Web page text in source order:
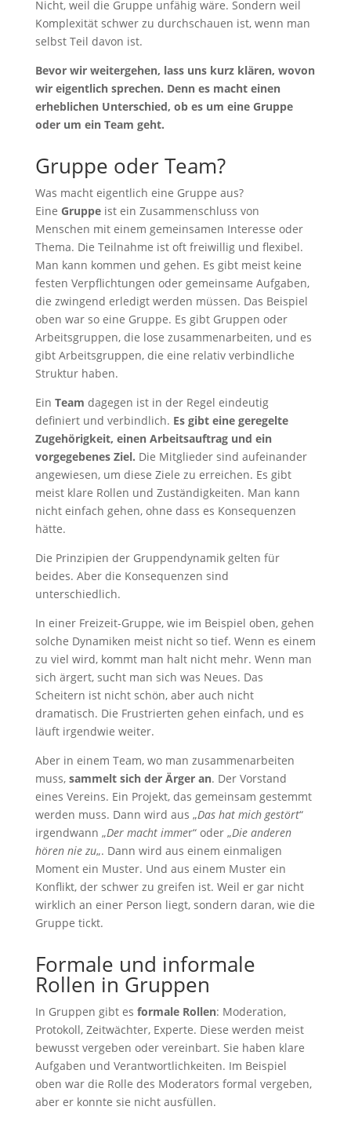
Nicht, weil die Gruppe unfähig wäre. Sondern weil
Komplexität schwer zu durchschauen ist, wenn man
selbst Teil davon ist.
Bevor wir weitergehen, lass uns kurz klären, wovon
wir eigentlich sprechen. Denn es macht einen
erheblichen Unterschied, ob es um eine Gruppe
oder um ein Team geht.
Gruppe oder Team?
Was macht eigentlich eine Gruppe aus?
Eine Gruppeist ein Zusammenschluss von
Menschen mit einem gemeinsamen Interesse oder
Thema. Die Teilnahme ist oft freiwillig und flexibel.
Man kann kommen und gehen. Es gibt meist keine
festen Verpflichtungen oder gemeinsame Aufgaben,
die zwingend erledigt werden müssen. Das Beispiel
oben war so eine Gruppe. Es gibt Gruppen oder
Arbeitsgruppen, die lose zusammenarbeiten, und es
gibt Arbeitsgruppen, die eine relativ verbindliche
Struktur haben.
Ein Team dagegen ist in der Regel eindeutig
definiert und verbindlich. Es gibt eine geregelte
Zugehörigkeit, einen Arbeitsauftrag und ein
vorgegebenes Ziel. Die Mitglieder sind aufeinander
angewiesen, um diese Ziele zu erreichen. Es gibt
meist klare Rollen und Zuständigkeiten. Man kann
nicht einfach gehen, ohne dass es Konsequenzen
hätte.
Die Prinzipien der Gruppendynamik gelten für
beides. Aber die Konsequenzen sind
unterschiedlich.
In einer Freizeit-Gruppe, wie im Beispiel oben, gehen
solche Dynamiken meist nicht so tief. Wenn es einem
zu viel wird, kommt man halt nicht mehr. Wenn man
sich ärgert, sucht man sich was Neues. Das
Scheitern ist nicht schön, aber auch nicht
dramatisch. Die Frustrierten gehen einfach, und es
läuft irgendwie weiter.
Aber in einem Team, wo man zusammenarbeiten
muss, sammelt sich der Ärger an. Der Vorstand
eines Vereins. Ein Projekt, das gemeinsam gestemmt
werden muss. Dann wird aus „Das hat mich gestört“
irgendwann „Der macht immer“ oder „Die anderen
hören nie zu„. Dann wird aus einem einmaligen
Moment ein Muster. Und aus einem Muster ein
Konflikt, der schwer zu greifen ist. Weil er gar nicht
wirklich an einer Person liegt, sondern daran, wie die
Gruppe tickt.
Formale und informale
Rollen in Gruppen
In Gruppen gibt es formale Rollen: Moderation,
Protokoll, Zeitwächter, Experte. Diese werden meist
bewusst vergeben oder vereinbart. Sie haben klare
Aufgaben und Verantwortlichkeiten. Im Beispiel
oben war die Rolle des Moderators formal vergeben,
aber er konnte sie nicht ausfüllen.